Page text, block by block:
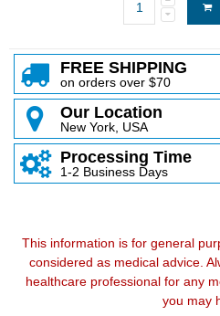
FREE SHIPPING
on orders over $70
Our Location
New York, USA
Processing Time
1-2 Business Days
This information is for general
considered as medical advice.
healthcare professional for any
you may